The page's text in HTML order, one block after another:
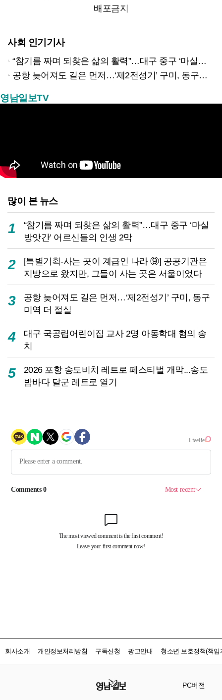
배포금지
사회 인기기사
“참기름 짜며 되찾은 삶의 활력”…대구 중구 ‘마실방앗간’ 어르신들의 인생 2막
공항 늦어져도 길은 먼저…‘제2전성기’ 구미, 동구미역 더 절실
영남일보TV
많이 본 뉴스
1
“참기름 짜며 되찾은 삶의 활력”…대구 중구 ‘마실
방앗간’ 어르신들의 인생 2막
2
[특별기획-사는 곳이 계급인 나라 ⑨] 공공기관은
지방으로 왔지만, 그들이 사는 곳은 서울이었다
3
공항 늦어져도 길은 먼저…‘제2전성기’ 구미, 동구
미역 더 절실
4
대구 국공립어린이집 교사 2명 아동학대 혐의 송
치
5
2026 포항 송도비치 레트로 페스티벌 개막...송도
밤바다 달군 레트로 열기
회사소개 개인정보처리방침 구독신청 광고안내 청소년 보호정책(책임
PC버전